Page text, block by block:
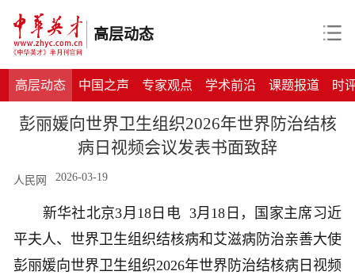
高层动态
高层动态 中国之声 专家观点 学术前沿 课题报道 时
彭丽媛向世界卫生组织2026年世界防治结核
病日视频会议发表书面致辞
人民网 2026-03-19
新华社北京3月18日电 3月18日，国家主席习近
平夫人、世界卫生组织结核病和艾滋病防治亲善大使
彭丽媛向世界卫生组织2026年世界防治结核病日视频